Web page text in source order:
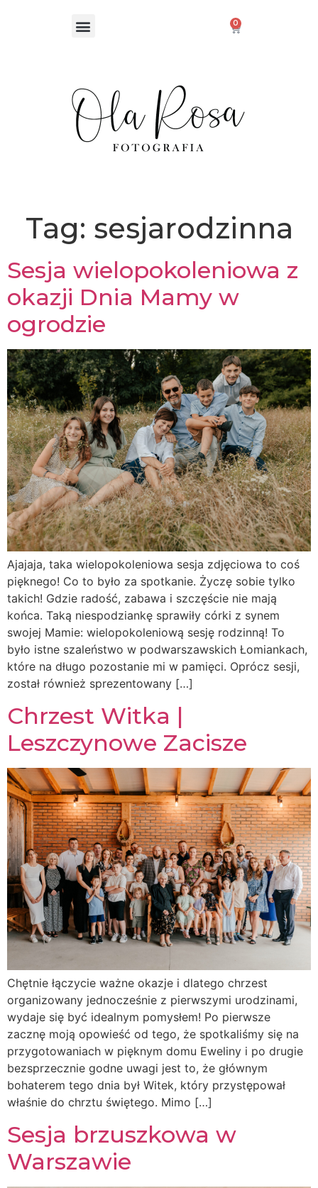
0
Tag: sesjarodzinna
Sesja wielopokoleniowa z
okazji Dnia Mamy w
ogrodzie
Ajajaja, taka wielopokoleniowa sesja zdjęciowa to coś
pięknego! Co to było za spotkanie. Życzę sobie tylko
takich! Gdzie radość, zabawa i szczęście nie mają
końca. Taką niespodziankę sprawiły córki z synem
swojej Mamie: wielopokoleniową sesję rodzinną! To
było istne szaleństwo w podwarszawskich Łomiankach,
które na długo pozostanie mi w pamięci. Oprócz sesji,
został również sprezentowany […]
Chrzest Witka |
Leszczynowe Zacisze
Chętnie łączycie ważne okazje i dlatego chrzest
organizowany jednocześnie z pierwszymi urodzinami,
wydaje się być idealnym pomysłem! Po pierwsze
zacznę moją opowieść od tego, że spotkaliśmy się na
przygotowaniach w pięknym domu Eweliny i po drugie
bezsprzecznie godne uwagi jest to, że głównym
bohaterem tego dnia był Witek, który przystępował
właśnie do chrztu świętego. Mimo […]
Sesja brzuszkowa w
Warszawie